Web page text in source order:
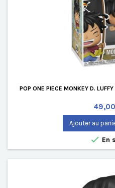
POP ONE PIECE MONKEY D.
Prix
49,00
Ajouter au
 En